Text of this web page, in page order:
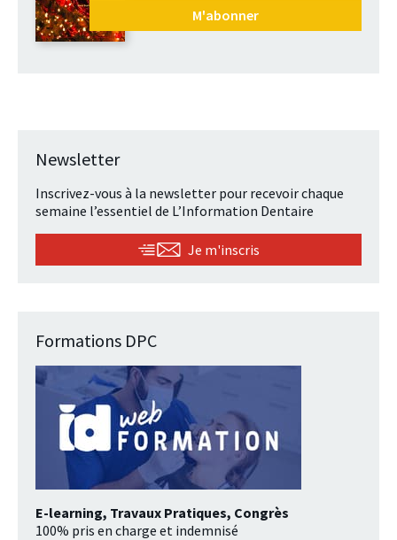
M'abonner
Newsletter
Inscrivez-vous à la newsletter pour recevoir chaque
semaine l’essentiel de L’Information Dentaire
Je m'inscris
Formations DPC
E-learning, Travaux Pratiques, Congrès
100% pris en charge et indemnisé